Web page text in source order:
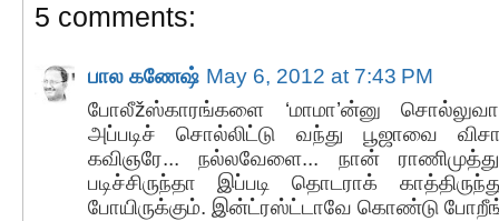
5 comments:
பால கணேஷ் May 6, 2012 at 7:43 PM
போலீžஸ்காரங்களை ‘மாமா’ன்னு
அப்படிச் சொல்லிட்டு வந்து பூஜாவை
கவிஞரே... நல்லவேளை... நான்
படிச்சிருந்தா இப்படி தொடராக்
போயிருக்கும். இன்ட்ரஸ்ட்டாவே கொண்டு‌